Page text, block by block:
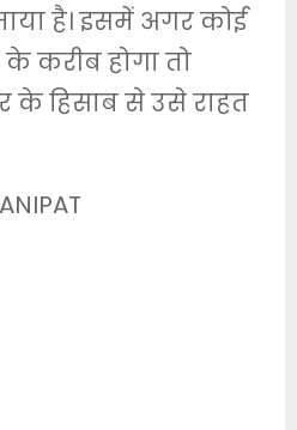
है। इसमें अगर कोई
करीब होगा तो
हिसाब से उसे राहत